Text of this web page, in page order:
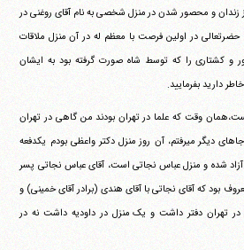
و محصور شدن در منزل شخصی به نام آقای روغنی در
حضرتعالی در اولین فرصت با معظم له در آن منزل ملاقات
و کشتاری را که توسط شاه صورت گرفته بود به ایشان
دارید بفرمایید.
وقت که علما در تهران بودند من گاهی در تهران
منزل آقای دکتر واعظی و گاهی به جاهای دیگر می‎رفتم، آن روز منزل دکتر واعظی بودم یکدفعه
آزاد شده و منزل عباس نجاتی است، آقای عباس نجاتی پسر
بود که آقای نجاتی با آقای هندی (برادر آقای خمینی) و
در تهران دفتر داشت و یک منزل در داودیه داشت نه در